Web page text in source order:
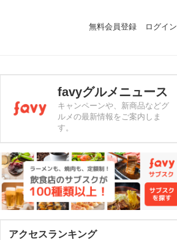
無料会員登録 ログイン
favyグルメニュース
キャンペーンや、新商品などグ
ルメの最新情報をご案内しま
す。
アクセスランキング